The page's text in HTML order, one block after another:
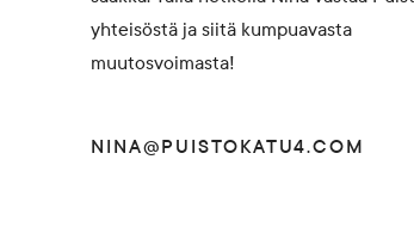
yhteisöstä ja siitä kumpuavasta
muutosvoimasta!
NINA@PUISTOKATU4.COM